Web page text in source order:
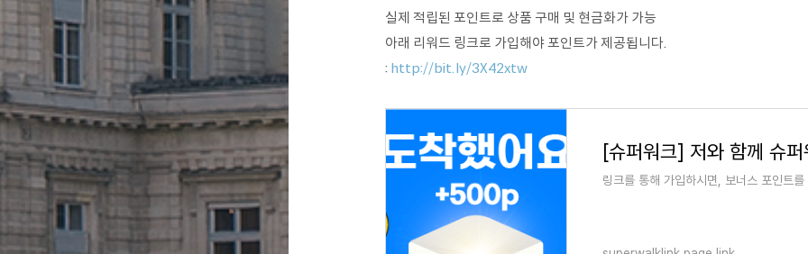
실제 적립된 포인트로 상품 구매 및 현금화가 가능
아래 리워드 링크로 가입해야 포인트가 제공됩니다.
: http://bit.ly/3X42xtw
[슈퍼워크] 저와 함께 슈
링크를 통해 가입하시면, 보너스 포인트를